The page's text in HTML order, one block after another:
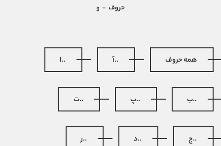
حروف - و
همه حروف ..آ ..ا
..ب ..پ ..ت
..ج ..د ..ر